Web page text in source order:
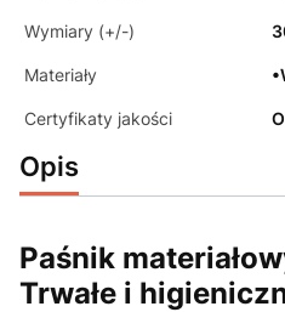
Wymiary (+/-)
Materiały
Certyfikaty jakości
Opis
Paśnik
Trwałe i